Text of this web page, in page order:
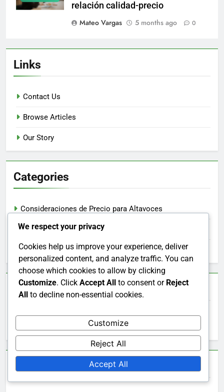
relación calidad-precio
Mateo Vargas
5 months ago 0
Links
Contact Us
Browse Articles
Our Story
Categories
Consideraciones de Precio para Altavoces
Razones para Elegir Altavoces Inalámbricos
Resultados de Usar Altavoces de Calidad
Search
Search
for:
We respect your privacy
Cookies help us improve your experience, deliver
personalized content, and analyze traffic. You can
choose which cookies to allow by clicking
Customize. Click Accept All to consent or Reject
All to decline non-essential cookies.
Customize
Reject All
Accept All